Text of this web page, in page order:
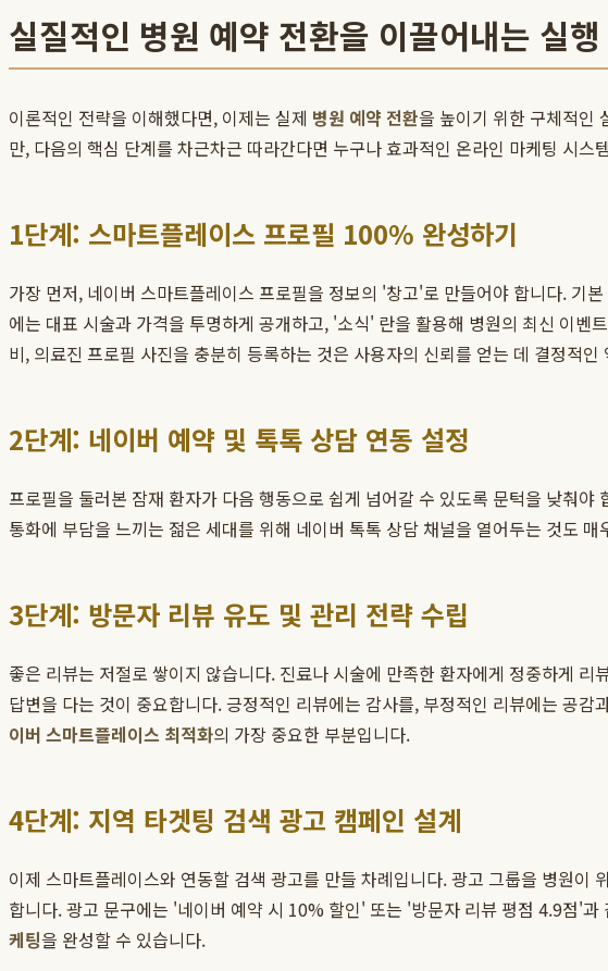
실질적인 병원 예약 전환을 이끌어내는 실
이론적인 전략을 이해했다면, 이제는 실제 병원 예약 전환을 높이기 위한 구체적인
만, 다음의 핵심 단계를 차근차근 따라간다면 누구나 효과적인 온라인 마케팅 시
1단계: 스마트플레이스 프로필 100% 완성하기
가장 먼저, 네이버 스마트플레이스 프로필을 정보의 '창고'로 만들어야 합니다. 기
에는 대표 시술과 가격을 투명하게 공개하고, '소식' 란을 활용해 병원의 최신 이
비, 의료진 프로필 사진을 충분히 등록하는 것은 사용자의 신뢰를 얻는 데 결정적인
2단계: 네이버 예약 및 톡톡 상담 연동 설정
프로필을 둘러본 잠재 환자가 다음 행동으로 쉽게 넘어갈 수 있도록 문턱을 낮춰
통화에 부담을 느끼는 젊은 세대를 위해 네이버 톡톡 상담 채널을 열어두는 것도
3단계: 방문자 리뷰 유도 및 관리 전략 수립
좋은 리뷰는 저절로 쌓이지 않습니다. 진료나 시술에 만족한 환자에게 정중하게
답변을 다는 것이 중요합니다. 긍정적인 리뷰에는 감사를, 부정적인 리뷰에는 공
이버 스마트플레이스 최적화의 가장 중요한 부분입니다.
4단계: 지역 타겟팅 검색 광고 캠페인 설계
이제 스마트플레이스와 연동할 검색 광고를 만들 차례입니다. 광고 그룹을 병원
합니다. 광고 문구에는 '네이버 예약 시 10% 할인' 또는 '방문자 리뷰 평점 4.9점'
케팅을 완성할 수 있습니다.